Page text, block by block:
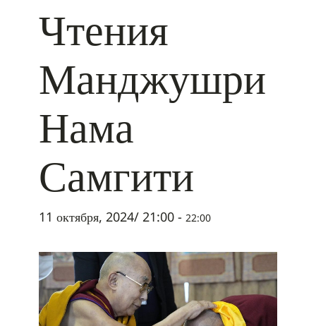
Чтения
Манджушри
Нама
Самгити
11 октября, 2024/ 21:00 - 22:00